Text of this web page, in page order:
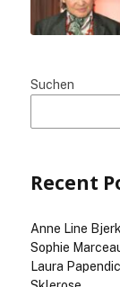
Suchen
Recent
Anne Line
Sophie
Laura